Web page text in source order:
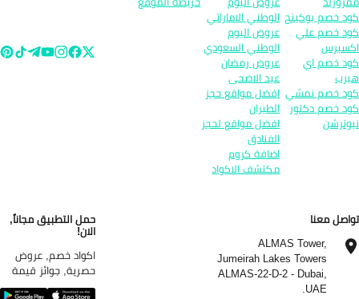
خصم بوكينج
خصم علي
خصم اي
خصم نمشي
خصم دكتور
الوطني الاماراتي
عروض اليوم
الوطني السعودي
عروض رمضان
عيد الاضحى
افضل مواقع حجز
الطيران
افضل مواقع لحجز
الفنادق
اضافة كروم
مكتشف الاكواد
معنا
ALMAS Tower,
Jumeirah Lakes Towers
ALMAS-22-D-2 - Dubai,
UAE.
حمل التطبيق مجاناً,
الان!
اكواد خصم, عروض
حصرية, جوائز قيمة